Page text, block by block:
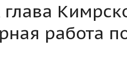
работа